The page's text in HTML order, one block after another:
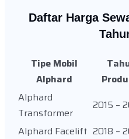
Daftar Harga
Tipe Mobil
Alphard
Alphard
Transformer
2015 –
Alphard Facelift 2018 –